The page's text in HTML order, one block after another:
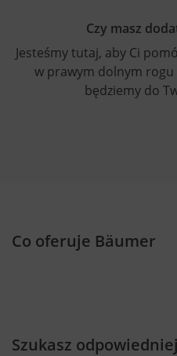
wymagane. Kolejną zaletą
ponieważ modernizacja
starej maszyny.
Czy masz
Jesteśmy tutaj, aby Ci
w prawym dolnym
będziemy do
Co oferuje Bäumer
Szukasz